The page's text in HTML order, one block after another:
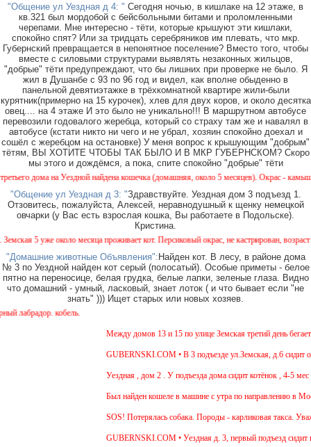
"Общение ул Уездная д 4: " Сегодня ночью, в кишлаке на 12 этаже, в
кв.321 был мордобой с бейсбольными битами и проломленными
черепами. Мне интересно - тёти, которые крышуют эти кишлаки,
спокойно спят? Или за тридцать серебряников им плевать, что мкр.
Губернский превращается в непонятное поселение? Вместо того, чтобы
вместе с силовыми структурами выявлять незаконных жильцов,
"добрые" тёти предупреждают, что бы лишних при проверке не было. Я
жил в Душанбе с 93 по 96 год и видел, как вполне обыденно в
панельной девятиэтажке в трёхкомнатной квартире жили-были
курятник(примерно на 15 курочек), хлев для двух коров, и около десятка
овец.... на 4 этаже И это было не уникально!!! В маршрутном автобусе
перевозили годовалого жеребца, который со страху там же и навалял в
автобусе (кстати никто ни чего и не убрал, хозяин спокойно доехал и
сошёл с жеребцом на остановке) У меня вопрос к крышующим "добрым"
тётям, ВЫ ХОТИТЕ ЧТОБЫ ТАК БЫЛО И В МКР ГУБЕРНСКОМ? Скоро
мы этого и дождёмся, а пока, спите спокойно "добрые" тёти
дома на Уездной найдена кошечка (домашняя, около 5 месяцев). Окрас -
"Общение ул Уездная д 3: "Здравствуйте. Уездная дом 3 подъезд 1.
Отзовитесь, пожалуйста, Алексей, неравнодушный к щенку немецкой
овчарки (у Вас есть взрослая кошка, Вы работаете в Подольске).
Кристина.
5 уже около месяца проживает кот. Персиковый окрас, не кастрирован, возраст
"Домашние животные Объявления":Найден кот. В лесу, в районе дома
№ 3 по Уездной найден кот серый (полосатый). Особые приметы - белое
пятно на переносице, белая грудка, белые лапки, зеленые глаза. Видно
что домашний - умный, ласковый, знает лоток ( и что бывает если "не
знать" ))) Ищет старых или новых хозяев.
кобель.
Между домов 13 и 15 по улице Земская третий день бегает
GUBERNSKI.COM • В 3 подъезде ул.Земская, д.6 сидит
Уездная , дом 2 . У подъезда дома сидит котёнок , 4-5 мес
Был найден кошеле в машине с утра по направлению в
SOS! Потерялась собака. Породы - карликовая такса.
GUBERNSKI.COM • Уездная д. 3, первый подъезд